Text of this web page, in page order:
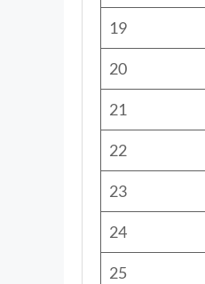
19
20
21
22
23
24
25